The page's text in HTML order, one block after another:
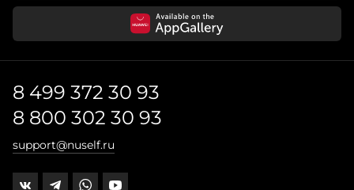
8 499 372 30 93
8 800 302 30 93
support@nuself.ru